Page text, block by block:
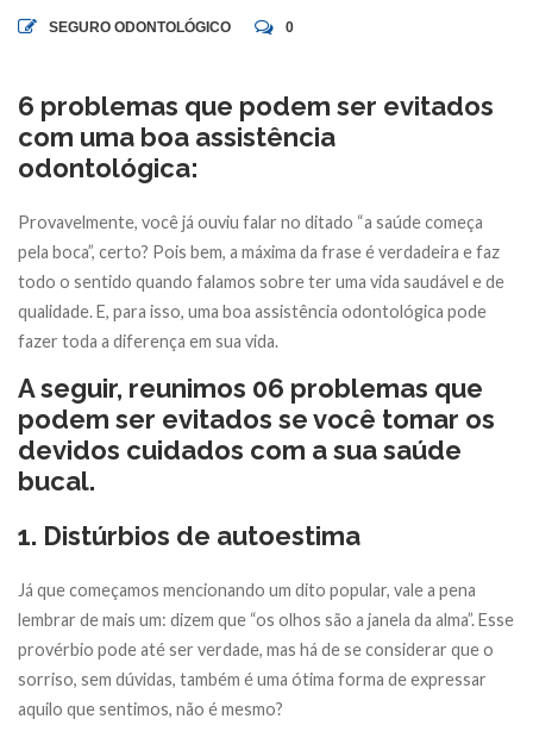
SEGURO ODONTOLÓGICO 0
6 problemas que podem ser evitados
com uma boa assistência
odontológica:
Provavelmente, você já ouviu falar no ditado “a saúde começa
pela boca”, certo? Pois bem, a máxima da frase é verdadeira e faz
todo o sentido quando falamos sobre ter uma vida saudável e de
qualidade. E, para isso, uma boa assistência odontológica pode
fazer toda a diferença em sua vida.
A seguir, reunimos 06 problemas que
podem ser evitados se você tomar os
devidos cuidados com a sua saúde
bucal.
1. Distúrbios de autoestima
Já que começamos mencionando um dito popular, vale a pena
lembrar de mais um: dizem que “os olhos são a janela da alma”. Esse
provérbio pode até ser verdade, mas há de se considerar que o
sorriso, sem dúvidas, também é uma ótima forma de expressar
aquilo que sentimos, não é mesmo?